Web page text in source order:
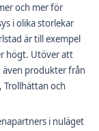
och mer för
i olika storlekar
är till exempel
högt. Utöver att
produkter från
Trollhättan och
i nuläget